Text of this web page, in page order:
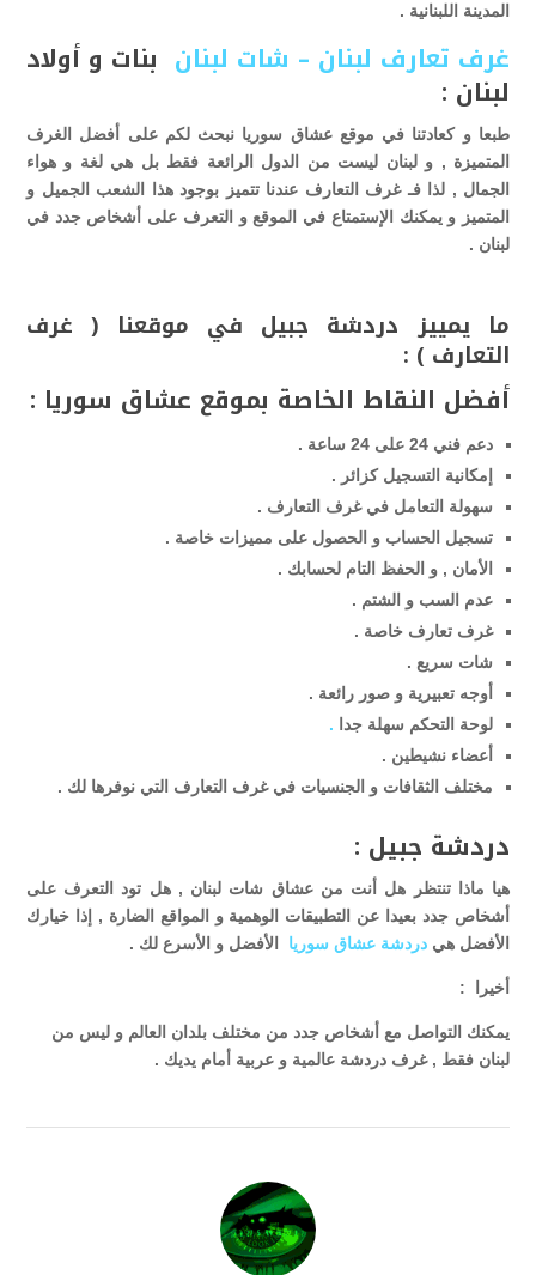
المدينة اللبنانية .
غرف تعارف لبنان – شات لبنان بنات و أولاد
لبنان :
طبعا و كعادتنا في موقع عشاق سوريا نبحث لكم على أفضل الغرف
المتميزة , و لبنان ليست من الدول الرائعة فقط بل هي لغة و هواء
الجمال , لذا فـ غرف التعارف عندنا تتميز بوجود هذا الشعب الجميل و
المتميز و يمكنك الإستمتاع في الموقع و التعرف على أشخاص جدد في
لبنان .
ما يمييز دردشة جبيل في موقعنا ( غرف
التعارف ) :
أفضل النقاط الخاصة بموقع عشاق سوريا :
دعم فني 24 على 24 ساعة .
إمكانية التسجيل كزائر .
سهولة التعامل في غرف التعارف .
تسجيل الحساب و الحصول على مميزات خاصة .
الأمان , و الحفظ التام لحسابك .
عدم السب و الشتم .
غرف تعارف خاصة .
شات سريع .
أوجه تعبيرية و صور رائعة .
لوحة التحكم سهلة جدا .
أعضاء نشيطين .
مختلف الثقافات و الجنسيات في غرف التعارف التي نوفرها لك .
دردشة جبيل :
هيا ماذا تنتظر هل أنت من عشاق شات لبنان , هل تود التعرف على
أشخاص جدد بعيدا عن التطبيقات الوهمية و المواقع الضارة , إذا خيارك
الأفضل هي دردشة عشاق سوريا الأفضل و الأسرع لك .
أخيرا :
يمكنك التواصل مع أشخاص جدد من مختلف بلدان العالم و ليس من
لبنان فقط , غرف دردشة عالمية و عربية أمام يديك .